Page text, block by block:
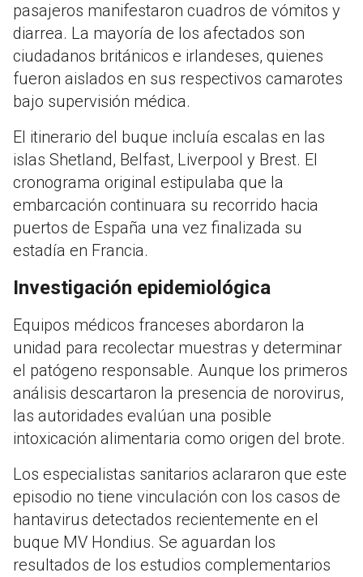
pasajeros manifestaron cuadros de vómitos y
diarrea. La mayoría de los afectados son
ciudadanos británicos e irlandeses, quienes
fueron aislados en sus respectivos camarotes
bajo supervisión médica.
El itinerario del buque incluía escalas en las
islas Shetland, Belfast, Liverpool y Brest. El
cronograma original estipulaba que la
embarcación continuara su recorrido hacia
puertos de España una vez finalizada su
estadía en Francia.
Investigación epidemiológica
Equipos médicos franceses abordaron la
unidad para recolectar muestras y determinar
el patógeno responsable. Aunque los primeros
análisis descartaron la presencia de norovirus,
las autoridades evalúan una posible
intoxicación alimentaria como origen del brote.
Los especialistas sanitarios aclararon que este
episodio no tiene vinculación con los casos de
hantavirus detectados recientemente en el
buque MV Hondius. Se aguardan los
resultados de los estudios complementarios